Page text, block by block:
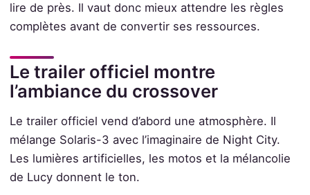
lire de près. Il vaut donc mieux attendre les règles
complètes avant de convertir ses ressources.
Le trailer officiel montre
l’ambiance du crossover
Le trailer officiel vend d’abord une atmosphère. Il
mélange Solaris-3 avec l’imaginaire de Night City.
Les lumières artificielles, les motos et la mélancolie
de Lucy donnent le ton.